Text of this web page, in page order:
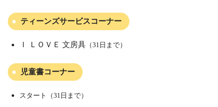
ティーンズサービスコーナー
Ｉ ＬＯＶＥ 文房具 （31日まで）
児童書コーナー
スタート（31日まで）